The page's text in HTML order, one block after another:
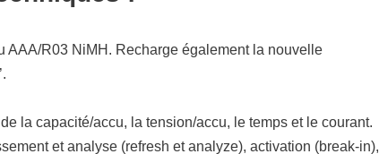
AAA/R03 NiMH. Recharge également la nouvelle
la capacité/accu, la tension/accu, le temps et le courant.
et analyse (refresh et analyze), activation (break-in),